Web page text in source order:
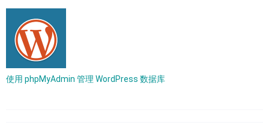
使用 phpMyAdmin 管理 WordPress 数据库